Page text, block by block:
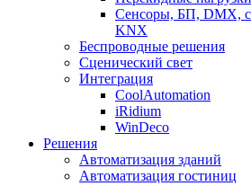
Сенсоры, БП, DMX,
KNX
Беспроводные решения
Сценический свет
Интеграция
CoolAutomation
iRidium
WinDeco
Решения
Автоматизация зданий
Автоматизация гостиниц